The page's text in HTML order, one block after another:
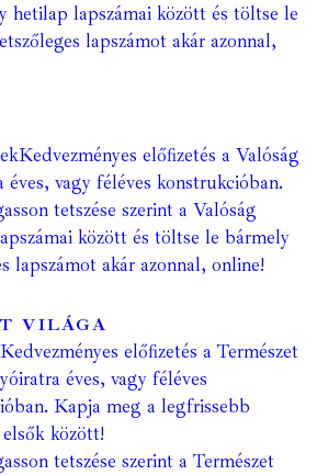
hetilap lapszámai között és töltse le
lapszámot akár azonnal,
Kedvezményes előfizetés a Valóság
vagy féléves konstrukcióban.
tetszése szerint a Valóság
között és töltse le bármely
lapszámot akár azonnal, online!
VILÁGA
Kedvezményes előfizetés a Természet
éves, vagy féléves
Kapja meg a legfrissebb
között!
tetszése szerint a Természet